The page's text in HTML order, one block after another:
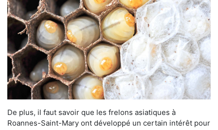
De plus, il faut savoir que les frelons asiatiques à
Roannes-Saint-Mary ont développé un certain intérêt pour